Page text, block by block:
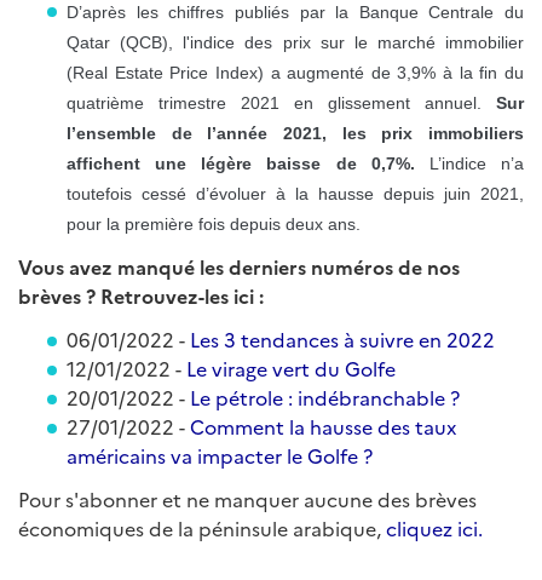
D’après les chiffres publiés par la Banque Centrale du
Qatar (QCB), l'indice des prix sur le marché immobilier
(Real Estate Price Index) a augmenté de 3,9% à la fin du
quatrième trimestre 2021 en glissement annuel.
Sur
l’ensemble de l’année 2021, les prix immobiliers
affichent une légère baisse de 0,7%. L’indice n’a
toutefois cessé d’évoluer à la hausse depuis juin 2021,
pour la première fois depuis deux ans.
Vous avez manqué les derniers numéros de nos
brèves ? Retrouvez-les ici :
06/01/2022 - Les 3 tendances à suivre en 2022
12/01/2022 - Le virage vert du Golfe
20/01/2022 - Le pétrole : indébranchable ?
27/01/2022 -Comment la hausse des taux
américains va impacter le Golfe ?
Pour s'abonner et ne manquer aucune des brèves
économiques de la péninsule arabique,cliquez ici.